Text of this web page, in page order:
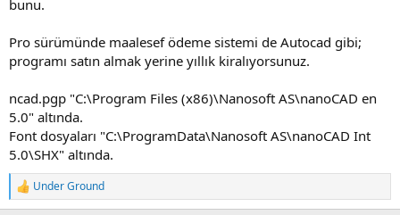
bunu.
Pro sürümünde maalesef ödeme sistemi de Autocad gibi;
programı satın almak yerine yıllık kiralıyorsunuz.
ncad.pgp "C:\Program Files (x86)\Nanosoft AS\nanoCAD en
5.0" altında.
Font dosyaları "C:\ProgramData\Nanosoft AS\nanoCAD Int
5.0\SHX" altında.
R
e
Under Ground